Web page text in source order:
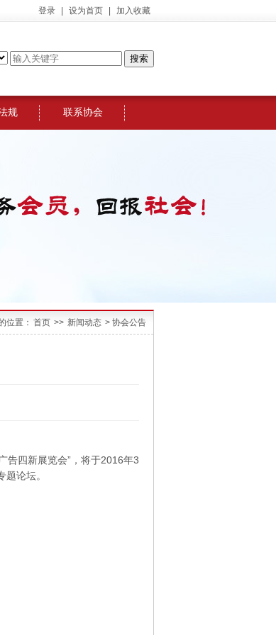
登录 设为首页 加入收藏
规 联系协会
位置： 首页 >> 新闻动态 > 协会公告
四新展览会”，将于2016年3
论坛。